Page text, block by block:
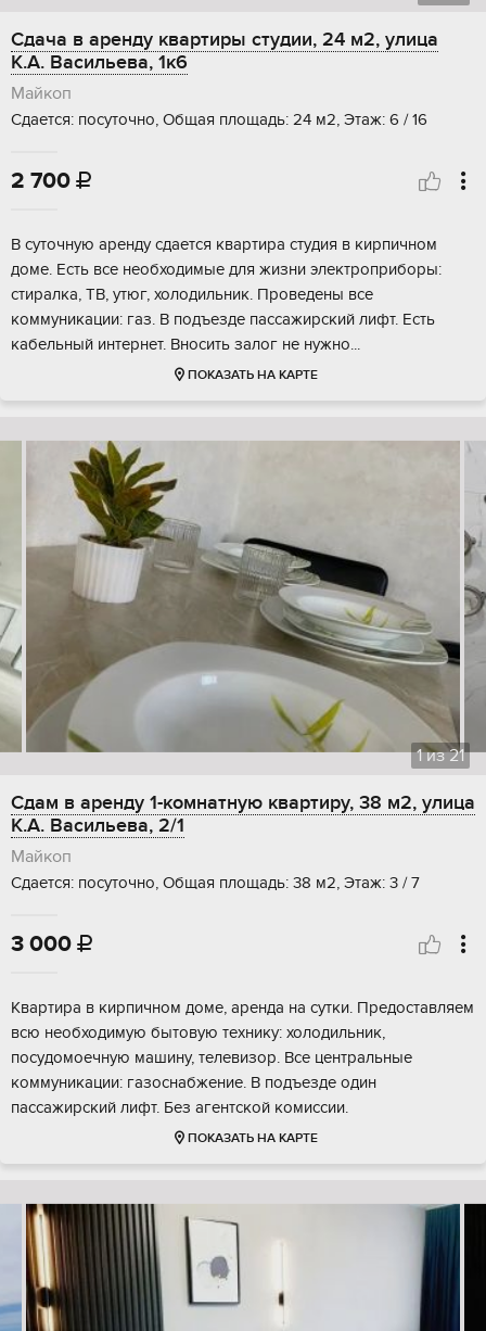
Сдача в аренду квартиры студии, 24 м2, улица
К.А. Васильева, 1к6
Майкоп
Сдается: посуточно, Общая площадь: 24 м2, Этаж: 6 / 16
2 700 
В суточную аренду сдается квартира студия в кирпичном
доме. Есть все необходимые для жизни электроприборы:
стиралка, ТВ, утюг, холодильник. Проведены все
коммуникации: газ. В подъезде пассажирский лифт. Есть
кабельный интернет. Вносить залог не нужно...
ПОКАЗАТЬ НА КАРТЕ
1из21
Сдам в аренду 1-комнатную квартиру, 38 м2, улица
К.А. Васильева, 2/1
Майкоп
Сдается: посуточно, Общая площадь: 38 м2, Этаж: 3 / 7
3 000 
Квартира в кирпичном доме, аренда на сутки. Предоставляем
всю необходимую бытовую технику: холодильник,
посудомоечную машину, телевизор. Все центральные
коммуникации: газоснабжение. В подъезде один
пассажирский лифт. Без агентской комиссии.
ПОКАЗАТЬ НА КАРТЕ